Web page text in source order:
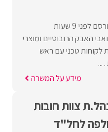
לפני 9 שעות
האבק הרובוטיים ומוצרי
לקוחות טכני עם ראש
...
מידע על המשרה
צוות חובות
לחל"ד